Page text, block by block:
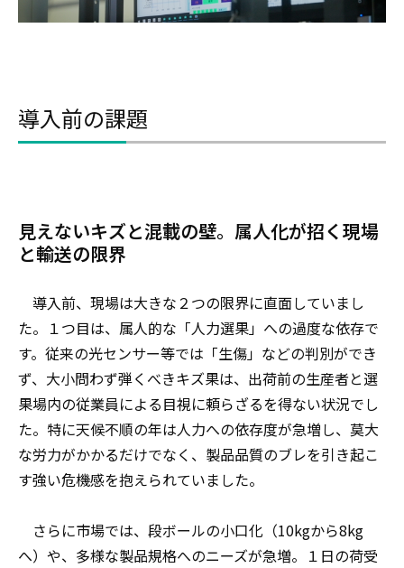
導入前の課題
見えないキズと混載の壁。属人化が招く現場
と輸送の限界
導入前、現場は大きな２つの限界に直面していまし
た。１つ目は、属人的な「人力選果」への過度な依存で
す。従来の光センサー等では「生傷」などの判別ができ
ず、大小問わず弾くべきキズ果は、出荷前の生産者と選
果場内の従業員による目視に頼らざるを得ない状況でし
た。特に天候不順の年は人力への依存度が急増し、莫大
な労力がかかるだけでなく、製品品質のブレを引き起こ
す強い危機感を抱えられていました。
さらに市場では、段ボールの小口化（10kgから8kg
へ）や、多様な製品規格へのニーズが急増。１日の荷受